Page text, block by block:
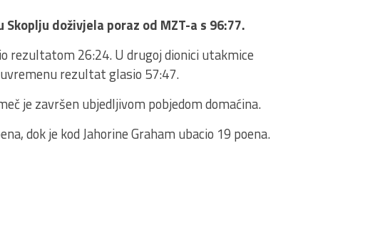
doživjela poraz od MZT-a s 96:77.
rezultatom 26:24. U drugoj dionici utakmice
rezultat glasio 57:47.
je završen ubjedljivom pobjedom domaćina.
dok je kod Jahorine Graham ubacio 19 poena.